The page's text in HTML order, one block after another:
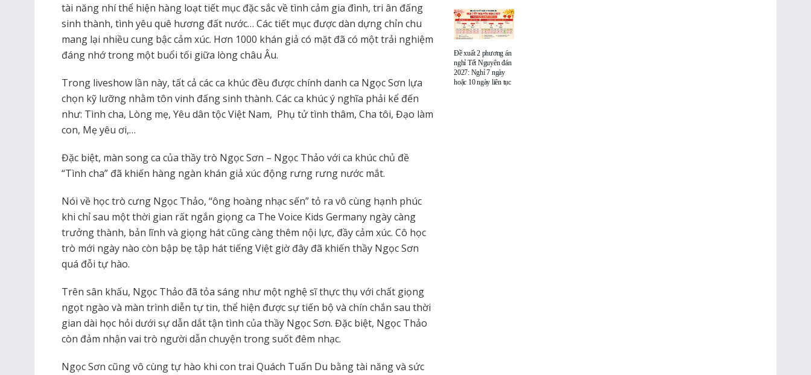
tài năng nhí thể hiện hàng loạt tiết mục đặc sắc về tình cảm gia đình, tri ân đấng
sinh thành, tình yêu quê hương đất nước… Các tiết mục được dàn dựng chỉn chu
mang lại nhiều cung bậc cảm xúc. Hơn 1000 khán giả có mặt đã có một trải nghiệm
đáng nhớ trong một buổi tối giữa lòng châu Âu.
Trong liveshow lần này, tất cả các ca khúc đều được chính danh ca Ngọc Sơn lựa
chọn kỹ lưỡng nhằm tôn vinh đấng sinh thành. Các ca khúc ý nghĩa phải kể đến
như: Tình cha, Lòng mẹ, Yêu dân tộc Việt Nam, Phụ tử tình thâm, Cha tôi, Đạo làm
con, Mẹ yêu ơi,…
Đặc biệt, màn song ca của thầy trò Ngọc Sơn – Ngọc Thảo với ca khúc chủ đề
“Tình cha” đã khiến hàng ngàn khán giả xúc động rưng rưng nước mắt.
Nói về học trò cưng Ngọc Thảo, “ông hoàng nhạc sến” tỏ ra vô cùng hạnh phúc
khi chỉ sau một thời gian rất ngắn giọng ca The Voice Kids Germany ngày càng
trưởng thành, bản lĩnh và giọng hát cũng càng thêm nội lực, đầy cảm xúc. Cô học
trò mới ngày nào còn bập bẹ tập hát tiếng Việt giờ đây đã khiến thầy Ngọc Sơn
quá đỗi tự hào.
Trên sân khấu, Ngọc Thảo đã tỏa sáng như một nghệ sĩ thực thụ với chất giọng
ngọt ngào và màn trình diễn tự tin, thể hiện được sự tiến bộ và chín chắn sau thời
gian dài học hỏi dưới sự dẫn dắt tận tình của thầy Ngọc Sơn. Đặc biệt, Ngọc Thảo
còn đảm nhận vai trò người dẫn chuyện trong suốt đêm nhạc.
Ngọc Sơn cũng vô cùng tự hào khi con trai Quách Tuấn Du bằng tài năng và sức
Đề xuất 2 phương án
nghỉ Tết Nguyên đán
2027: Nghỉ 7 ngày
hoặc 10 ngày liên tục